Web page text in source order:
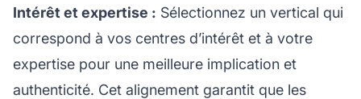
Intérêt et expertise : Sélectionnez un vertical qui
correspond à vos centres d’intérêt et à votre
expertise pour une meilleure implication et
authenticité. Cet alignement garantit que les